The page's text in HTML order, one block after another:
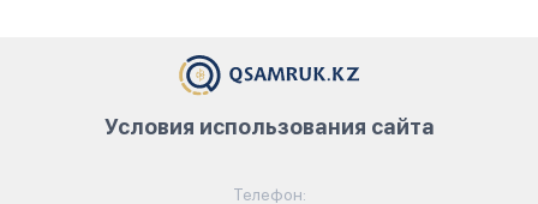
Телефон:
Условия использования сайта